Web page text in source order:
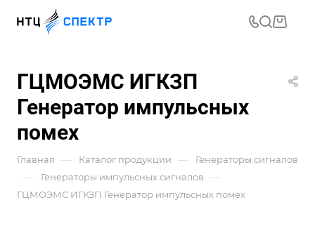
ГЦМОЭМС ИГКЗП
Генератор импульсных
помех
Главная — Каталог продукции — Генераторы сигналов
— Генераторы импульсных сигналов —
ГЦМОЭМС ИГКЗП Генератор импульсных помех